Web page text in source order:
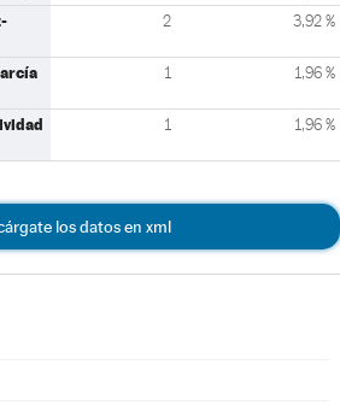
2 3,92 %
1 1,96 %
1 1,96 %
los datos en xml